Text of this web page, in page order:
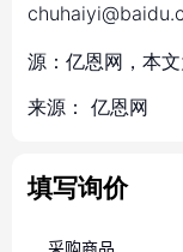
源：亿恩网，本
来源： 亿恩网
填写询价